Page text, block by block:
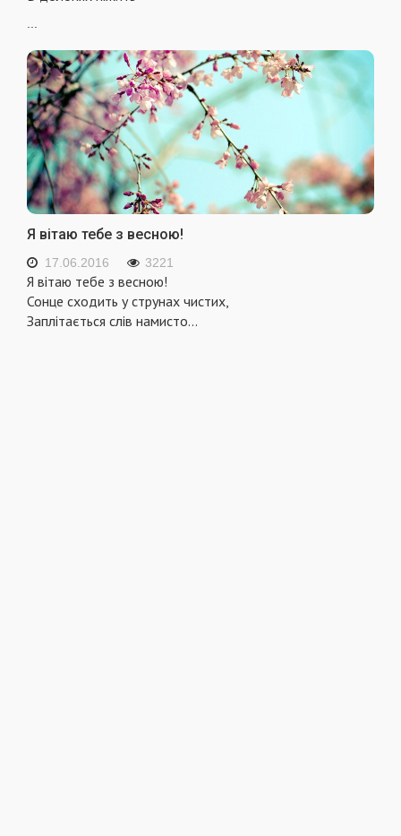
Я вітаю тебе з весною!
17.06.2016 3221
Я вітаю тебе з весною!
Сонце сходить у струнах чистих,
Заплітається слів намисто...